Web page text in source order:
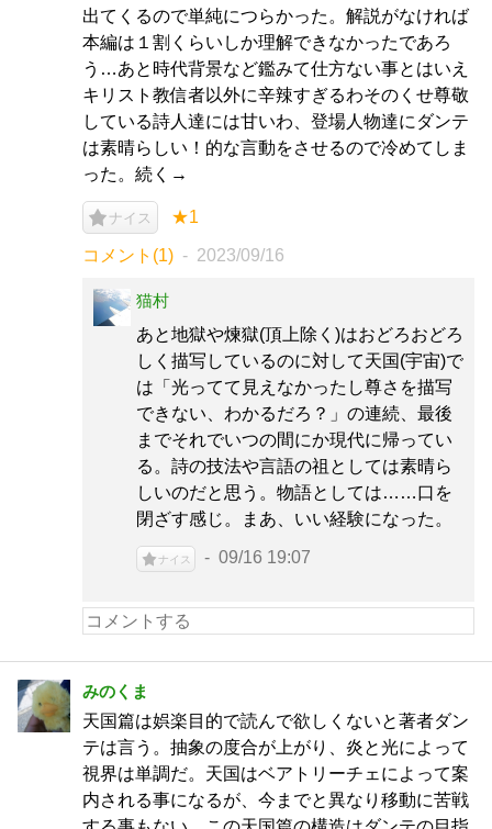
出てくるので単純につらかった。解説がなければ
本編は１割くらいしか理解できなかったであろ
う…あと時代背景など鑑みて仕方ない事とはいえ
キリスト教信者以外に辛辣すぎるわそのくせ尊敬
している詩人達には甘いわ、登場人物達にダンテ
は素晴らしい！的な言動をさせるので冷めてしま
った。続く→
ナイス ★1
コメント(1) 2023/09/16
猫村
あと地獄や煉獄(頂上除く)はおどろおどろ
しく描写しているのに対して天国(宇宙)で
は「光ってて見えなかったし尊さを描写
できない、わかるだろ？」の連続、最後
までそれでいつの間にか現代に帰ってい
る。詩の技法や言語の祖としては素晴ら
しいのだと思う。物語としては……口を
閉ざす感じ。まあ、いい経験になった。
ナイス 09/16 19:07
みのくま
天国篇は娯楽目的で読んで欲しくないと著者ダン
テは言う。抽象の度合が上がり、炎と光によって
視界は単調だ。天国はベアトリーチェによって案
内される事になるが、今までと異なり移動に苦戦